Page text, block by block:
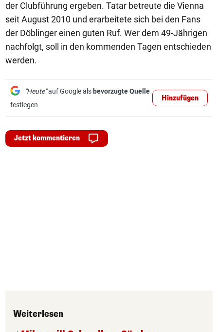
der Clubführung ergeben. Tatar betreute die Vienna
seit August 2010 und erarbeitete sich bei den Fans
der Döblinger einen guten Ruf. Wer dem 49-Jährigen
nachfolgt, soll in den kommenden Tagen entschieden
werden.
"Heute"auf Google als bevorzugte Quelle
festlegen
Hinzufügen
Jetzt kommentieren
Weiterlesen